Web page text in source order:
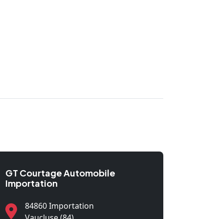
GT Courtage Automobile
Importation
84860 Importation